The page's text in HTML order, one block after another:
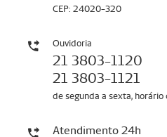
CEP: 24020-320
Ouvidoria
21 3803-1120
21 3803-1121
de segunda a sexta, horário
Atendimento 24h